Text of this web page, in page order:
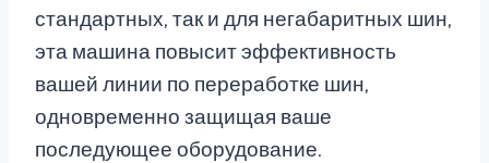
стандартных, так и для негабаритных шин,
эта машина повысит эффективность
вашей линии по переработке шин,
одновременно защищая ваше
последующее оборудование.